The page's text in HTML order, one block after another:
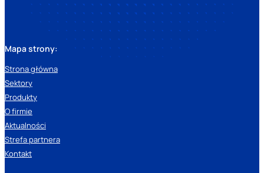
Mapa strony:
Strona główna
Sektory
Produkty
O firmie
Aktualności
Strefa partnera
Kontakt